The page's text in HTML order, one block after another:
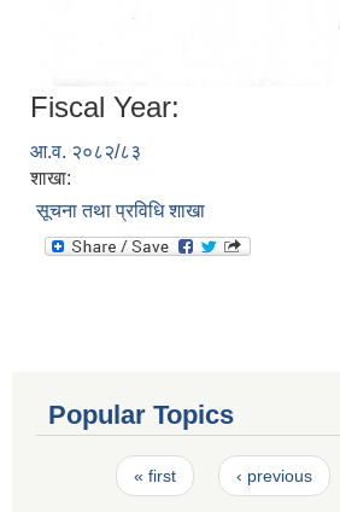
Fiscal Year:
आ.व. २०८२/८३
शाखा:
सूचना तथा प्रविधि शाखा
Popular Topics
Pages« first ‹ previous